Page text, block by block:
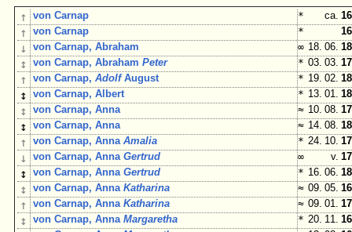
↑ von Carnap * ca.
↑ von Carnap *
↓ von Carnap, Abraham ∞ 18. 06.
↕ von Carnap, AbrahamPeter * 03. 03.
↑ von Carnap,AdolfAugust * 19. 02.
↕ von Carnap, Albert * 13. 01.
↕ von Carnap, Anna ≈ 10. 08.
↕ von Carnap, Anna ≈ 14. 08.
↑ von Carnap, AnnaAmalia * 24. 10.
↓ von Carnap, AnnaGertrud ∞ v.
↕ von Carnap, AnnaGertrud * 16. 06.
↕ von Carnap, AnnaKatharina ≈ 09. 05.
↑ von Carnap, AnnaKatharina ≈ 09. 01.
↕ von Carnap, AnnaMargaretha * 20. 11.